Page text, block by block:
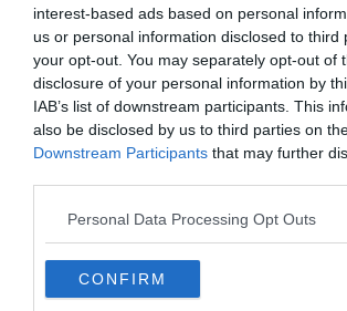
interest-based ads based on personal
us or personal information disclosed to third
your opt-out. You may separately opt-out of
disclosure of your personal information by
IAB’s list of downstream participants. This
also be disclosed by us to third parties on
Downstream Participants that may further
Personal Data Processing Opt Outs
CONFIRM
könnyedén kikapcsolódhatsz a
hátralévő részében.